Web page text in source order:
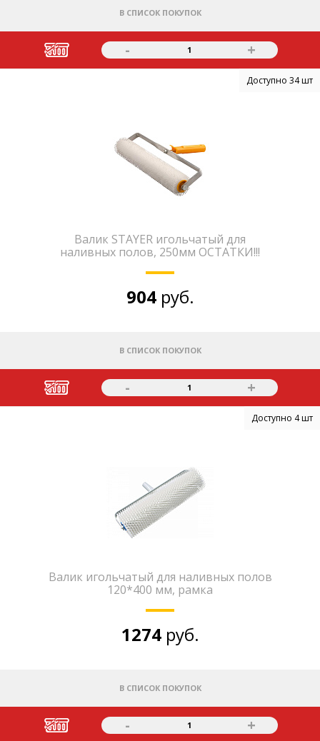
В СПИСОК ПОКУПОК
- 1 +
Доступно 34 шт
Валик STAYER игольчатый для
наливных полов, 250мм ОСТАТКИ!!!
904 руб.
В СПИСОК ПОКУПОК
- 1 +
Доступно 4 шт
Валик игольчатый для наливных полов
120*400 мм, рамка
1274 руб.
В СПИСОК ПОКУПОК
- 1 +